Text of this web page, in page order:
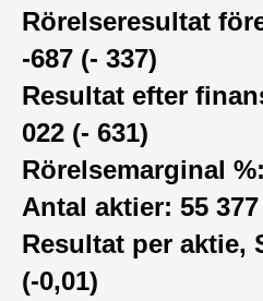
Rörelseresultat
-687 (- 337)
Resultat efter
022 (- 631)
Rörelsemarginal
Antal aktier: 55 377
Resultat per aktie,
(-0,01)